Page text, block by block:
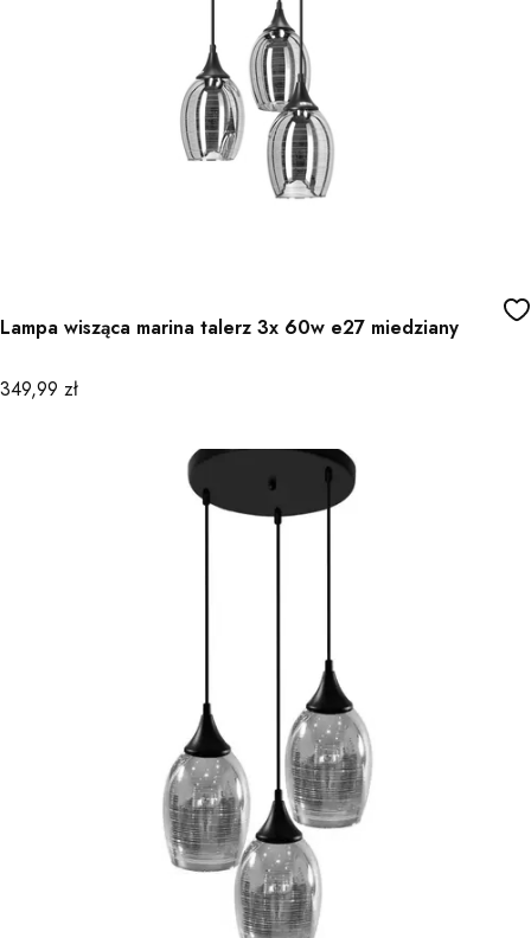
Lampa wisząca marina talerz 3x 60w e27 miedziany
Cena
349,99 zł